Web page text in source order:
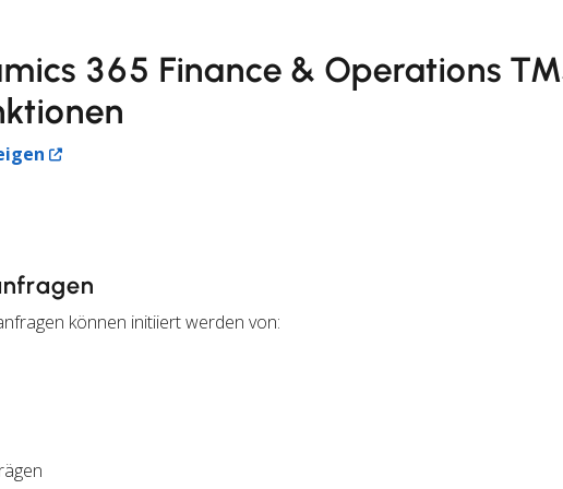
365 Finance & Operations
können initiiert werden von: